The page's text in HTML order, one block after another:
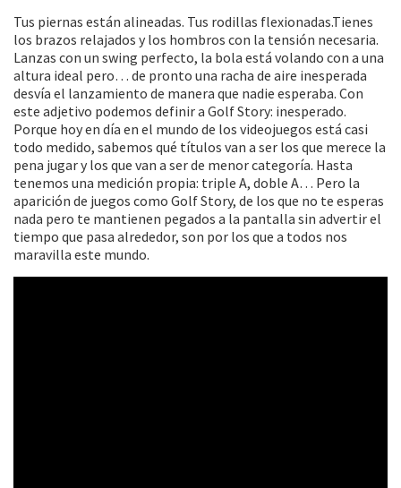
Tus piernas están alineadas. Tus rodillas flexionadas.Tienes
los brazos relajados y los hombros con la tensión necesaria.
Lanzas con un swing perfecto, la bola está volando con a una
altura ideal pero… de pronto una racha de aire inesperada
desvía el lanzamiento de manera que nadie esperaba. Con
este adjetivo podemos definir a Golf Story: inesperado.
Porque hoy en día en el mundo de los videojuegos está casi
todo medido, sabemos qué títulos van a ser los que merece la
pena jugar y los que van a ser de menor categoría. Hasta
tenemos una medición propia: triple A, doble A… Pero la
aparición de juegos como Golf Story, de los que no te esperas
nada pero te mantienen pegados a la pantalla sin advertir el
tiempo que pasa alrededor, son por los que a todos nos
maravilla este mundo.